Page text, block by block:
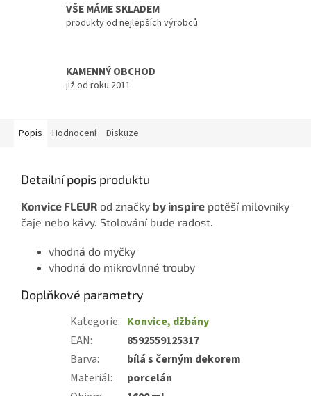
VŠE MÁME SKLADEM
produkty od nejlepších výrobců
KAMENNÝ OBCHOD
již od roku 2011
Popis Hodnocení Diskuze
Detailní popis produktu
Konvice FLEUR od značky by inspire potěší milovníky
čaje nebo kávy. Stolování bude radost.
vhodná do myčky
vhodná do mikrovlnné trouby
Doplňkové parametry
Kategorie: Konvice, džbány
EAN:
8592559125317
Barva:
bílá s černým dekorem
Materiál:
porcelán